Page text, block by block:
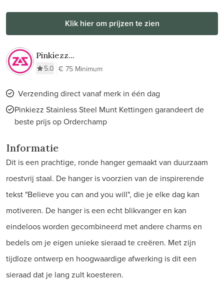
Klik hier om prijzen te zien
Pinkiezz
Stainless Steel
5.0 € 75 Minimum
Verzending direct vanaf merk in één dag
Pinkiezz Stainless Steel Munt Kettingen garandeert de
beste prijs op Orderchamp
Informatie
Dit is een prachtige, ronde hanger gemaakt van duurzaam
roestvrij staal. De hanger is voorzien van de inspirerende
tekst "Believe you can and you will", die je elke dag kan
motiveren. De hanger is een echt blikvanger en kan
eindeloos worden gecombineerd met andere charms en
bedels om je eigen unieke sieraad te creëren. Met zijn
tijdloze ontwerp en hoogwaardige afwerking is dit een
sieraad dat je lang zult koesteren.